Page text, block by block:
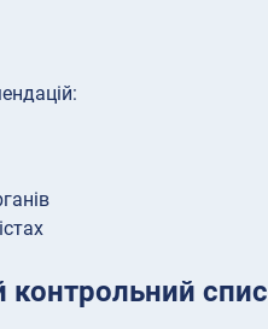
контрольний